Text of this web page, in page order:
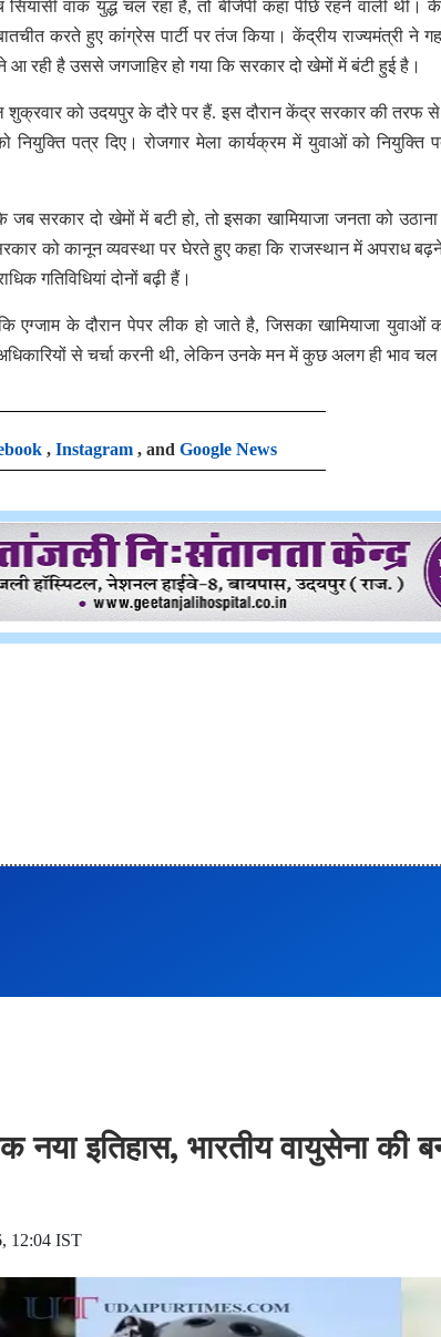
करते हुए कांग्रेस पार्टी पर तंज किया। केंद्रीय राज्यमंत्री ने
आ रही है उससे जगजाहिर हो गया कि सरकार दो खेमों में बंटी हुई है।
नियुक्ति पत्र दिए। रोजगार मेला कार्यक्रम में युवाओं को नियुक्ति
जब सरकार दो खेमों में बटी हो, तो इसका खामियाजा जनता को
सरकार को कानून व्यवस्था पर घेरते हुए कहा कि राजस्थान में अपराध
गतिविधियां दोनों बढ़ी हैं।
एग्जाम के दौरान पेपर लीक हो जाते है, जिसका खामियाजा युवाओं
से चर्चा करनी थी, लेकिन उनके मन में कुछ अलग ही भाव
इतिहास, भारतीय वायुसेना की
12:04 IST